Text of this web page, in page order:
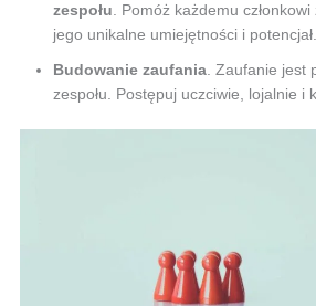
zespołu . Pomóż każdemu
jego unikalne umiejętności i potencjał.
Budowanie zaufania. Zaufanie jest
zespołu. Postępuj uczciwie, lojalnie i